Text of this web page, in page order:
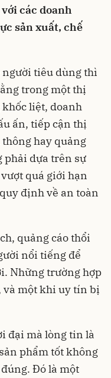
các doanh
sản xuất, chế
người tiêu dùng thì
trong một thị
liệt, doanh
ấn, tiếp cận thị
hay quảng
phải dựa trên sự
quá giới hạn
định về an toàn
quảng cáo thổi
nổi tiếng để
Những trường hợp
và một khi uy tín bị
đại mà lòng tin là
phẩm tốt không
Đó là một